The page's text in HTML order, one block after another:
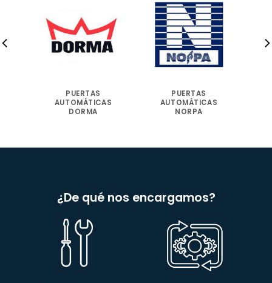
PUERTAS
AUTOMÁTICAS
DORMA
PUERTAS
AUTOMÁTICAS
NORPA
¿De qué nos encargamos?